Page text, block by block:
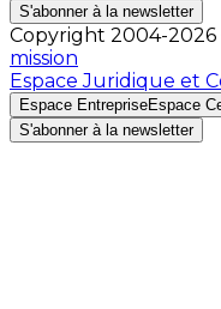
S'abonner à la newsletter
Copyright 2004-2026
mission
Espace Juridique et
Espace EntrepriseEspace
S'abonner à la newsletter